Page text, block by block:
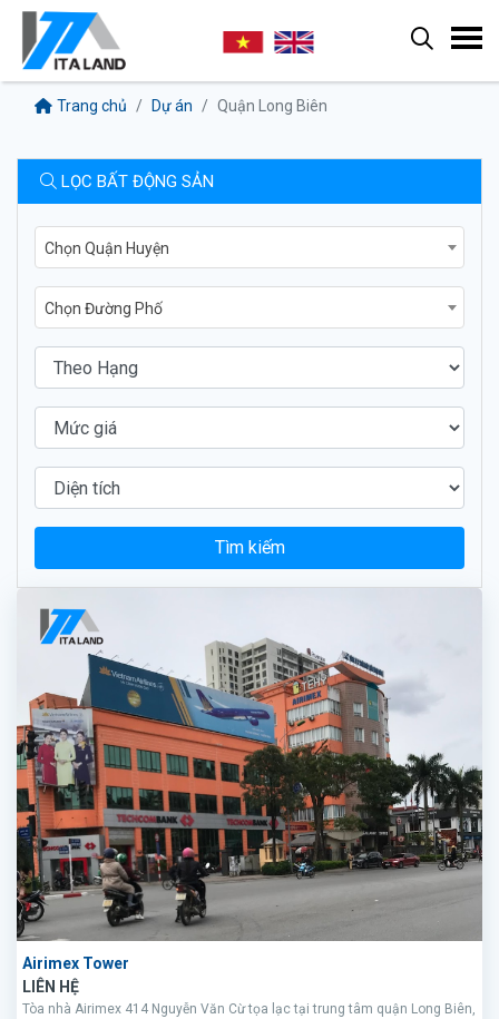
Trang chủ Dự án Quận Long Biên
LỌC BẤT ĐỘNG SẢN
Chọn Quận Huyện
Chọn Đường Phố
Tìm kiếm
Airimex Tower
LIÊN HỆ
Tòa nhà Airimex 414 Nguyễn Văn Cừ tọa lạc tại trung tâm quận Long Biên,